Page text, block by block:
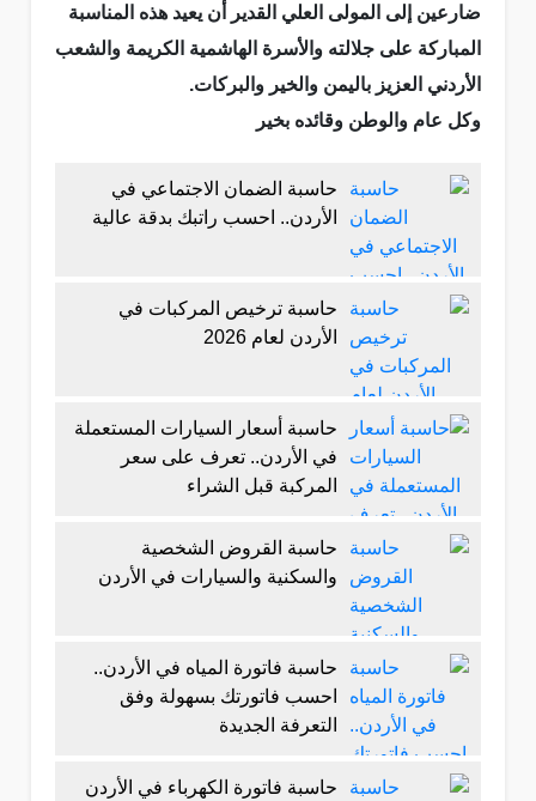
ضارعين إلى المولى العلي القدير أن يعيد هذه المناسبة
المباركة على جلالته والأسرة الهاشمية الكريمة والشعب
الأردني العزيز باليمن والخير والبركات.
وكل عام والوطن وقائده بخير
حاسبة الضمان الاجتماعي في
الأردن.. احسب راتبك بدقة عالية
حاسبة ترخيص المركبات في
الأردن لعام 2026
حاسبة أسعار السيارات المستعملة
في الأردن.. تعرف على سعر
المركبة قبل الشراء
حاسبة القروض الشخصية
والسكنية والسيارات في الأردن
حاسبة فاتورة المياه في الأردن..
احسب فاتورتك بسهولة وفق
التعرفة الجديدة
حاسبة فاتورة الكهرباء في الأردن